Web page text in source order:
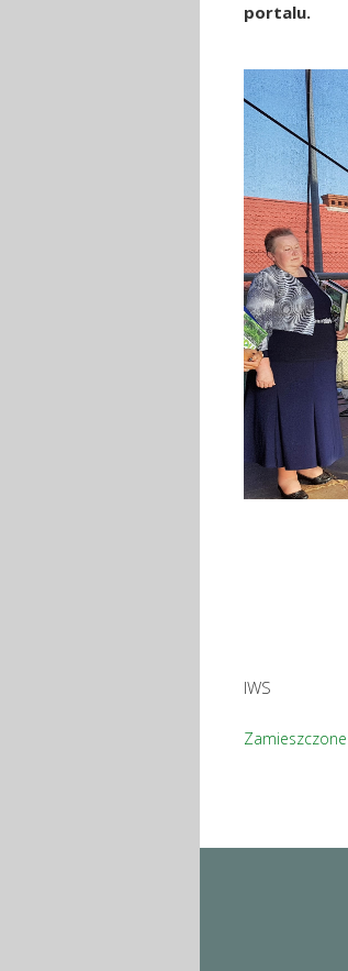
portalu.
IWS